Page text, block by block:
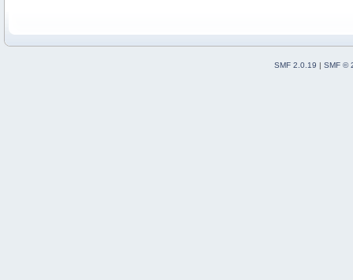
SMF 2.0.19 | SMF ©